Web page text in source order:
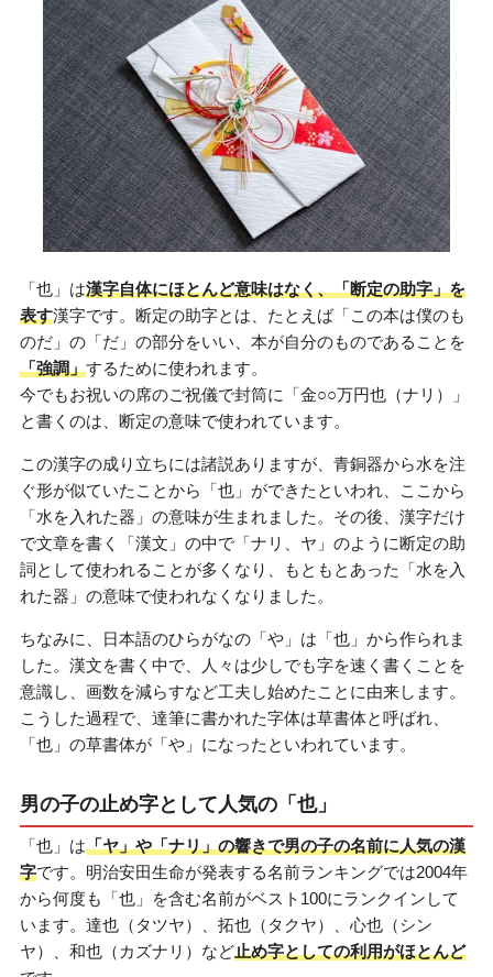
「也」は漢字自体にほとんど意味はなく、「断定の助字」を
表す漢字です。断定の助字とは、たとえば「この本は僕のも
のだ」の「だ」の部分をいい、本が自分のものであることを
「強調」するために使われます。
今でもお祝いの席のご祝儀で封筒に「金○○万円也（ナリ）」
と書くのは、断定の意味で使われています。
この漢字の成り立ちには諸説ありますが、青銅器から水を注
ぐ形が似ていたことから「也」ができたといわれ、ここから
「水を入れた器」の意味が生まれました。その後、漢字だけ
で文章を書く「漢文」の中で「ナリ、ヤ」のように断定の助
詞として使われることが多くなり、もともとあった「水を入
れた器」の意味で使われなくなりました。
ちなみに、日本語のひらがなの「や」は「也」から作られま
した。漢文を書く中で、人々は少しでも字を速く書くことを
意識し、画数を減らすなど工夫し始めたことに由来します。
こうした過程で、達筆に書かれた字体は草書体と呼ばれ、
「也」の草書体が「や」になったといわれています。
男の子の止め字として人気の「也」
「也」は「ヤ」や「ナリ」の響きで男の子の名前に人気の漢
字です。明治安田生命が発表する名前ランキングでは2004年
から何度も「也」を含む名前がベスト100にランクインして
います。達也（タツヤ）、拓也（タクヤ）、心也（シン
ヤ）、和也（カズナリ）など止め字としての利用がほとんど